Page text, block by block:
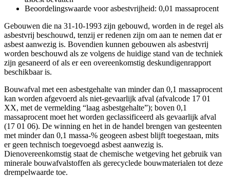
Beoordelingswaarde voor asbestvrijheid: 0,01 massaprocent
Gebouwen die na 31-10-1993 zijn gebouwd, worden in de regel als
asbestvrij beschouwd, tenzij er redenen zijn om aan te nemen dat er
asbest aanwezig is. Bovendien kunnen gebouwen als asbestvrij
worden beschouwd als ze volgens de huidige stand van de techniek
zijn gesaneerd of als er een overeenkomstig deskundigenrapport
beschikbaar is.
Bouwafval met een asbestgehalte van minder dan 0,1 massaprocent
kan worden afgevoerd als niet-gevaarlijk afval (afvalcode 17 01
XX, met de vermelding “laag asbestgehalte”); boven 0,1
massaprocent moet het worden geclassificeerd als gevaarlijk afval
(17 01 06). De winning en het in de handel brengen van gesteenten
met minder dan 0,1 massa-% geogeen asbest blijft toegestaan, mits
er geen technisch toegevoegd asbest aanwezig is.
Dienovereenkomstig staat de chemische wetgeving het gebruik van
minerale bouwafvalstoffen als gerecyclede bouwmaterialen tot deze
drempelwaarde toe.